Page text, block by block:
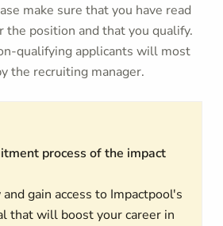
make sure that you have read
position and that you qualify.
qualifying applicants will most
the recruiting manager.
process of the impact
gain access to Impactpool's
that will boost your career in